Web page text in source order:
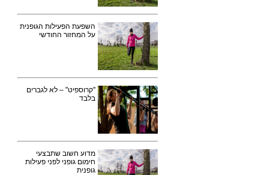
השפעת הפעילות הגופנית
על המחזור החודשי
"קרוספיט" – לא לגברים
בלבד
מדוע חשוב שתבצעי
חימום גופני לפני פעילות
גופנית